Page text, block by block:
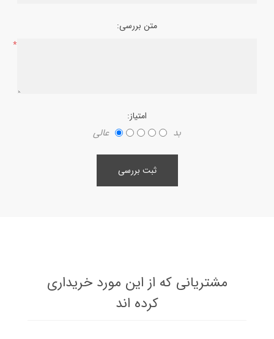
متن بررسی:
*
امتیاز:
بد عالی
ثبت بررسی
مشتریانی که از این مورد خریداری
کرده اند